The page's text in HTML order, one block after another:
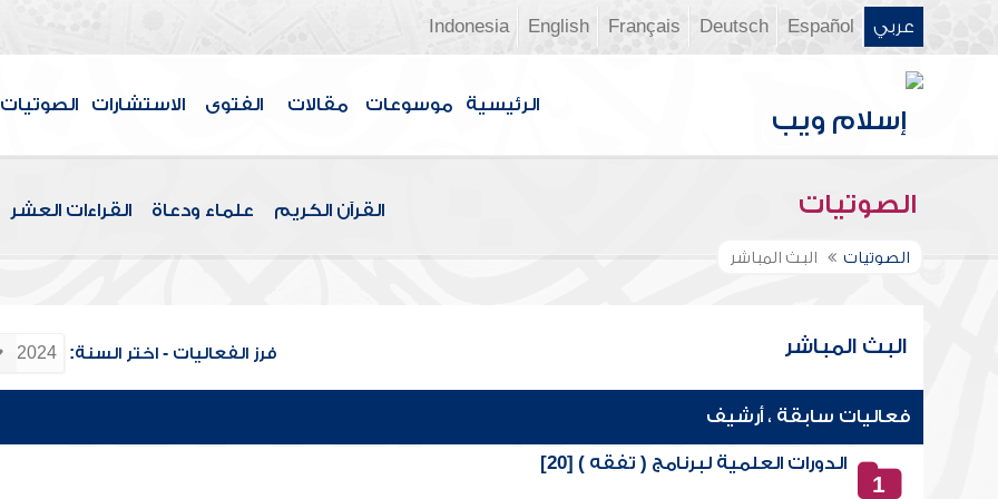
عربي Español
Deutsch
Français
English
Indonesia
الرئيسية موسوعات مقالات الفتوى الاستشارات الصوتيات
الصوتيات القرآن الكريم علماء ودعاة القراءات العشر
الصوتيات البث المباشر
البث المباشر فرز الفعاليات - اختر السنة:
فعاليات سابقة ، أرشيف
1
الدورات العلمية لبرنامج ( تفقه ) [20]